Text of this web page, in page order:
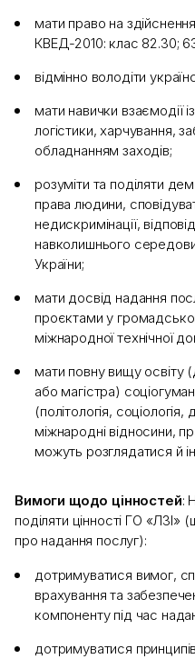
мати право на
КВЕД-2010: клас 82.30;
відмінно володіти
мати навички взаємодії
логістики, харчування,
обладнанням заходів;
розуміти та поділяти
права людини,
недискримінації,
навколишнього
України;
мати досвід надання
проєктами у
міжнародної технічної
мати повну вищу освіту
або магістра)
(політологія,
міжнародні відносини,
можуть розглядатися й
Вимоги щодо цінностей:
поділяти цінності ГО
про надання послуг):
дотримуватися вимог,
врахування та
компоненту під час
дотримуватися